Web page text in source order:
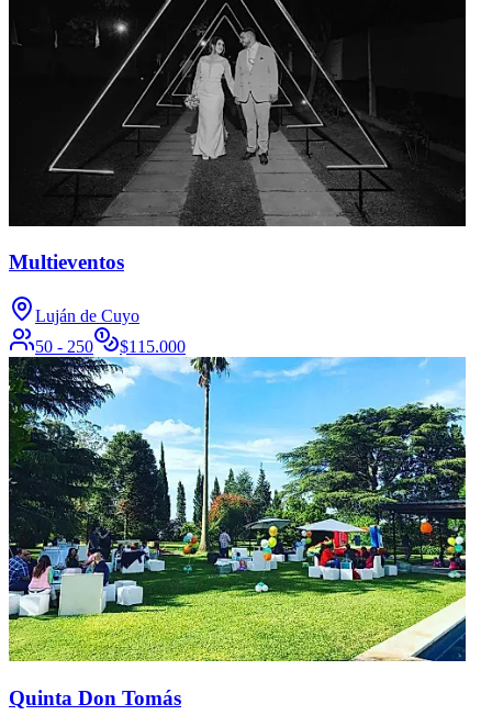
Multieventos
Luján de Cuyo
50 - 250
$115.000
Quinta Don Tomás